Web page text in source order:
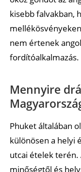
kisebb falvakban,
nem értenek
fordítóalkalmazás.
Mennyire
Phuket általában
különösen a helyi
utcai ételek terén.
minőségtől és